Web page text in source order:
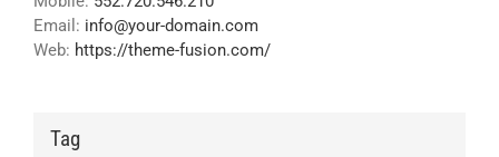
Email: info@your-domain.com
Web: https://theme-fusion.com/
Tag